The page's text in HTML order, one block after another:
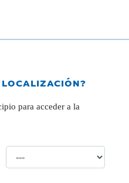
para acceder a la